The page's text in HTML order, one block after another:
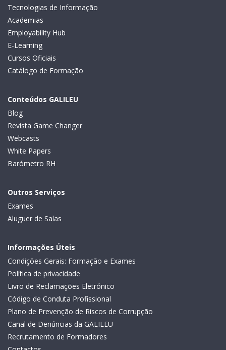
Tecnologias de Informação
Academias
Employability Hub
E-Learning
Cursos Oficiais
Catálogo de Formação
Conteúdos GALILEU
Blog
Revista Game Changer
Webcasts
White Papers
Barómetro RH
Outros Serviços
Exames
Aluguer de Salas
Informações Úteis
Condições Gerais: Formação e Exames
Política de privacidade
Livro de Reclamações Eletrónico
Código de Conduta Profissional
Plano de Prevenção de Riscos de Corrupção
Canal de Denúncias da GALILEU
Recrutamento de Formadores